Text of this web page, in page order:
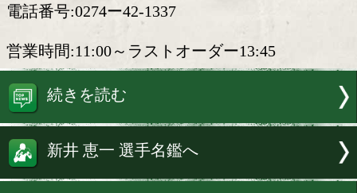
もいるという。
そんな話題の店を、筆者は20年ぶりに
た。
美ゆき食堂
住所:群馬県高崎市新町3037-1